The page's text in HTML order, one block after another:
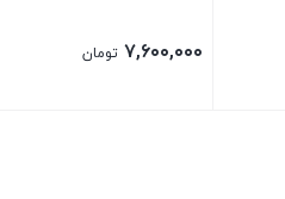
۷,۶۰۰,۰۰۰ تومان